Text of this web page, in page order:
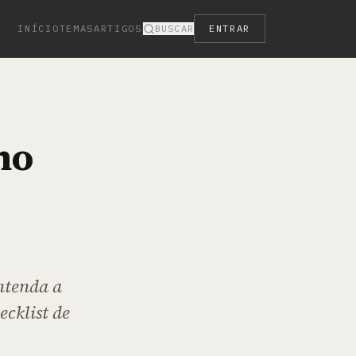
INÍCIOTEMASARTIGOS BUSCAR ENTRAR
a
de